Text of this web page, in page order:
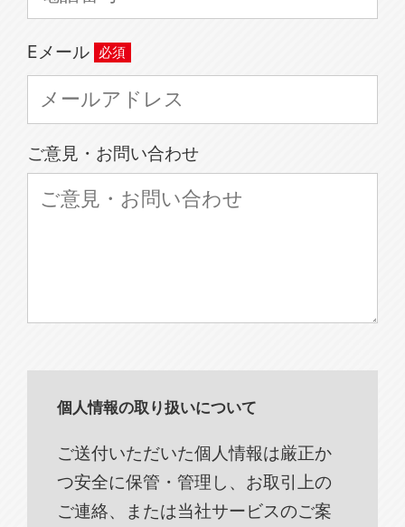
Eメール
ご意見・お問い合わせ
個人情報の取り扱いについて
ご送付いただいた個人情報は厳正か
つ安全に保管・管理し、お取引上の
ご連絡、または当社サービスのご案